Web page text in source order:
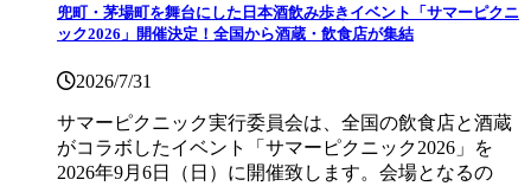
兜町・茅場町を舞台にした日本酒飲み歩きイベント「サマーピクニ
ック2026」開催決定！全国から酒蔵・飲食店が集結
2026/7/31
サマーピクニック実⾏委員会は、全国の飲⾷店と酒蔵
がコラボしたイベント「サマーピクニック2026」を
2026年9月6日（日）に開催致します。会場となるの